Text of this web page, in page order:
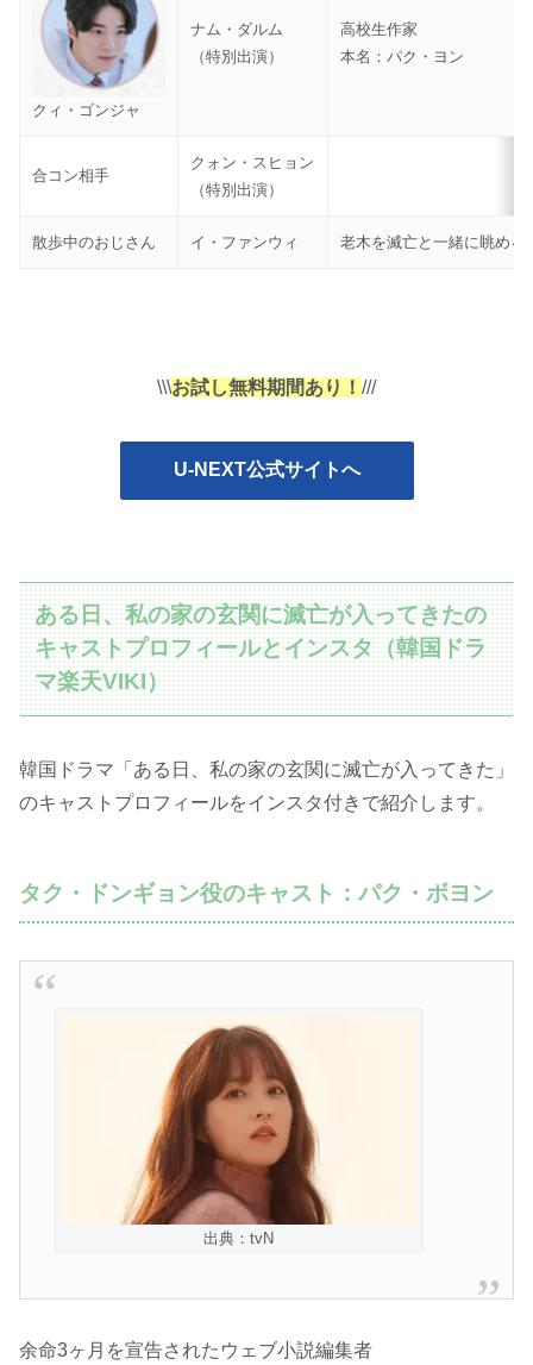
クィ・ゴンジャ
ナム・ダルム
（特別出演）
高校生作家
本名：パク・ヨン
合コン相手
クォン・スヒョン
（特別出演）
散歩中のおじさん イ・ファンウィ 老木を滅亡と一緒に眺める
\\\お試し無料期間あり！ ///
U-NEXT公式サイトへ
ある日、私の家の玄関に滅亡が入ってきたの
キャストプロフィールとインスタ（韓国ドラ
マ楽天VIKI）
韓国ドラマ「ある日、私の家の玄関に滅亡が入ってきた」
のキャストプロフィールをインスタ付きで紹介します。
タク・ドンギョン役のキャスト：パク・ボヨン
出典：tvN
余命3ヶ月を宣告されたウェブ小説編集者